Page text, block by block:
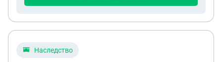
Наследство